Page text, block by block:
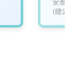
(總公